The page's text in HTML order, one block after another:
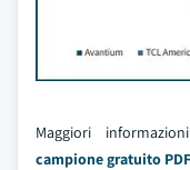
Maggiori
campione gratuito PDF